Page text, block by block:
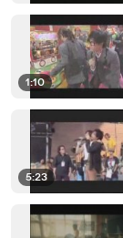
1:10
5:23